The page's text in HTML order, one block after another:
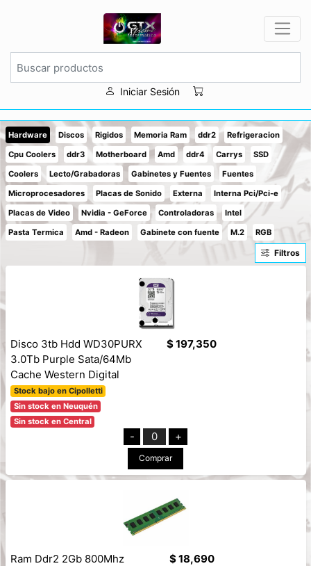
Iniciar Sesión
Hardware Discos Rigidos Memoria Ram ddr2
Refrigeracion
Cpu Coolers
ddr3 Motherboard Amd ddr4 Carrys
SSD
Coolers
Lecto/Grabadoras Gabinetes y Fuentes
Fuentes
Microprocesadores
Placas de Sonido Externa
Interna Pci/Pci-e
Placas de Video
Nvidia - GeForce Controladoras
Intel
Pasta Termica
Amd - Radeon Gabinete con fuente M.2 RGB
Filtros
Disco 3tb Hdd WD30PURX
3.0Tb Purple Sata/64Mb
Cache Western Digital
Stock bajo en Cipolletti
Sin stock en Neuquén
Sin stock en Central
$ 197,350
- 0 +
Comprar
Ram Ddr2 2Gb 800Mhz
$ 18,690